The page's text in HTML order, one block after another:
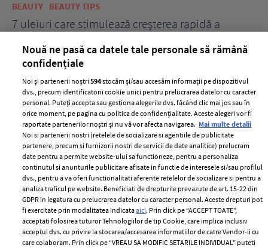
BEAUTY BEAUTY TIPS
7 uleiuri care stimulează creșterea rapidă a
ELLE Style Awards
2024
Despre ELLE
Romania
Contact
Abonamente
Termeni si conditii
Politica de
confidențialitate
Politica de cookies
Publicitate
Nouă ne pasă ca datele tale personale să rămână
confidențiale
Noi și partenerii noștri594stocăm și/sau accesăm informații pe dispozitivul
dvs., precum identificatorii cookie unici pentru prelucrarea datelor cu caracter
personal. Puteți accepta sau gestiona alegerile dvs. făcând clic mai jos sau în
orice moment, pe pagina cu politica de confidențialitate. Aceste alegeri vor fi
raportate partenerilor noștri și nu vă vor afecta navigarea. Mai multe detalii
Noi si partenerii nostri (retelele de socializare si agentiile de publicitate
partenere, precum si furnizorii nostri de servicii de date analitice) prelucram
date pentru a permite website-ului sa functioneze, pentru a personaliza
continutul si anunturile publicitare afisate in functie de interesele si/sau profilul
dvs., pentru a va oferi functionalitati aferente retelelor de socializare si pentru a
analiza traficul pe website. Beneficiati de drepturile prevazute de art. 15-22 din
GDPR in legatura cu prelucrarea datelor cu caracter personal. Aceste drepturi pot
fi exercitate prin modalitatea indicataaici. Prin click pe “ACCEPT TOATE”,
acceptati folosirea tuturor Tehnologiilor de tip Cookie, care implica inclusiv
acceptul dvs. cu privire la stocarea/accesarea informatiilor de catre Vendor-ii cu
care colaboram. Prin click pe “VREAU SA MODIFIC SETARILE INDIVIDUAL” puteti